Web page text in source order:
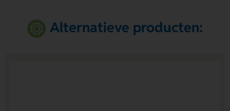
Alternatieve producten: